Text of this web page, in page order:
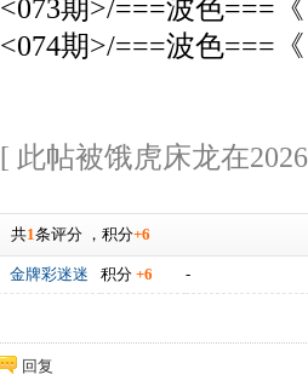
<073期>/===波色===《
<074期>/===波色===《
[ 此帖被饿虎床龙在
共1条评分， 积分+6
金牌彩迷迷 积分 +6 -
回复